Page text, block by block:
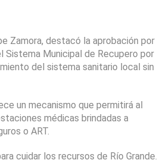
Zamora, destacó la aprobación por
Sistema Municipal de Recupero por
del sistema sanitario local sin
un mecanismo que permitirá al
médicas brindadas a
o ART.
cuidar los recursos de Río Grande.